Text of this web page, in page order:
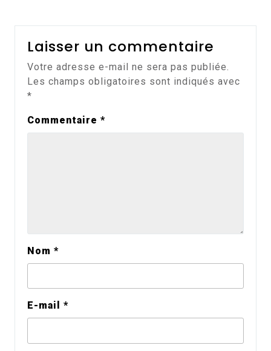
Laisser un commentaire
Votre adresse e-mail ne sera pas publiée.
Les champs obligatoires sont indiqués avec
*
Commentaire *
Nom *
E-mail *